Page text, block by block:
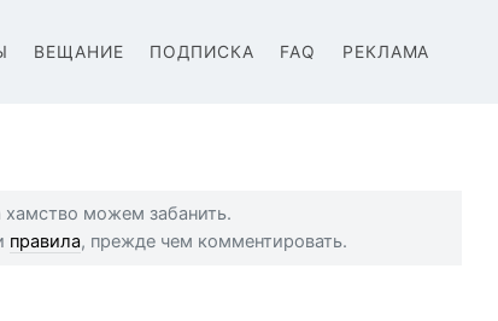
ВЕЩАНИЕ ПОДПИСКА FAQ РЕКЛАМА
хамство можем забанить.
правила, прежде чем комментировать.